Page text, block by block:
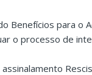
Benefícios para o
o processo de